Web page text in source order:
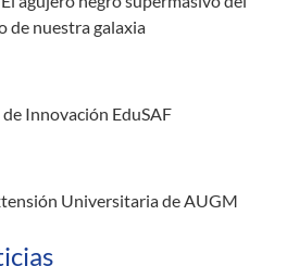
de nuestra galaxia
de Innovación EduSAF
Universitaria de AUGM